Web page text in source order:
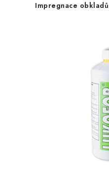
Impregnace